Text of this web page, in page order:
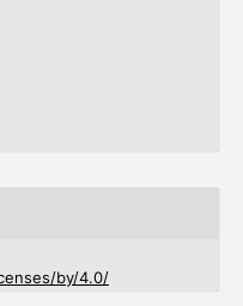
by/4.0/